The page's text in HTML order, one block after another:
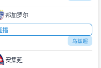
邦加罗尔
播
乌兹超
安集延